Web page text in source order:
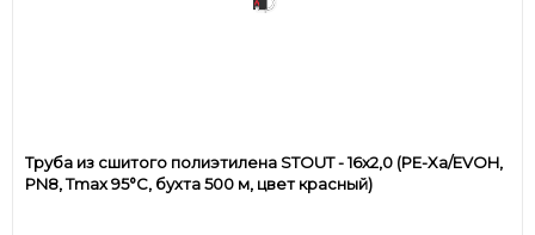
Труба из сшитого полиэтилена STOUT - 16x2,0 (PE-Xa/EVOH,
PN8, Tmax 95°C, бухта 500 м, цвет красный)